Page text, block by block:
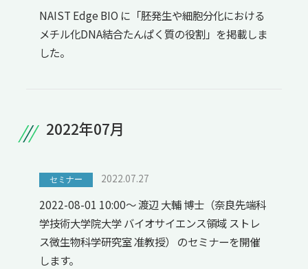
NAIST Edge BIO に「胚発生や細胞分化における
メチル化DNA結合たんぱく質の役割」を掲載しま
した。
2022年07月
セミナー 2022.07.27
2022-08-01 10:00～ 渡辺 大輔 博士（奈良先端科
学技術大学院大学 バイオサイエンス領域 ストレ
ス微生物科学研究室 准教授） のセミナーを開催
します。